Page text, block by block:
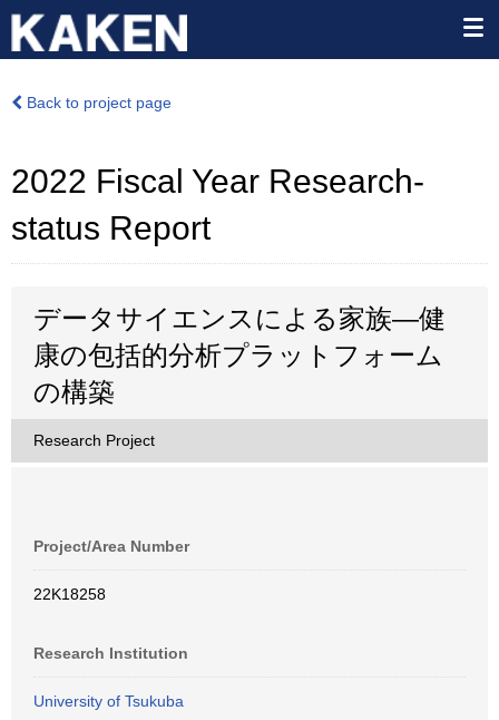
Back to project page
2022 Fiscal Year Research-
status Report
データサイエンスによる家族―健
康の包括的分析プラットフォーム
の構築
Research Project
Project/Area Number
22K18258
Research Institution
University of Tsukuba